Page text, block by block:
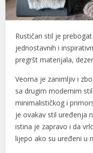
Rustičan stil je
jednostavnih i
pregršt materijala,
Veoma je zanimljiv i
sa drugim modernim
minimalističkog i
je ovakav stil uređenja
istina je zapravo i da
lijepo ako su uređeni u